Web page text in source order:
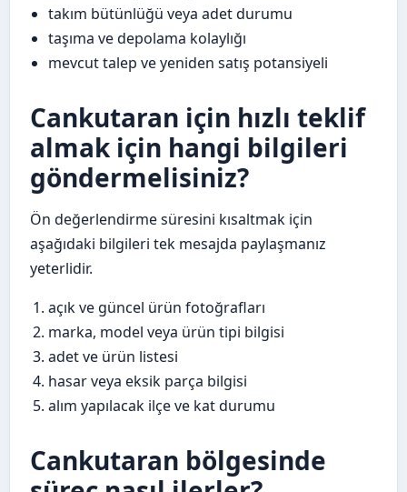
takım bütünlüğü veya adet durumu
taşıma ve depolama kolaylığı
mevcut talep ve yeniden satış potansiyeli
Cankutaran için hızlı teklif
almak için hangi bilgileri
göndermelisiniz?
Ön değerlendirme süresini kısaltmak için
aşağıdaki bilgileri tek mesajda paylaşmanız
yeterlidir.
açık ve güncel ürün fotoğrafları
marka, model veya ürün tipi bilgisi
adet ve ürün listesi
hasar veya eksik parça bilgisi
alım yapılacak ilçe ve kat durumu
Cankutaran bölgesinde